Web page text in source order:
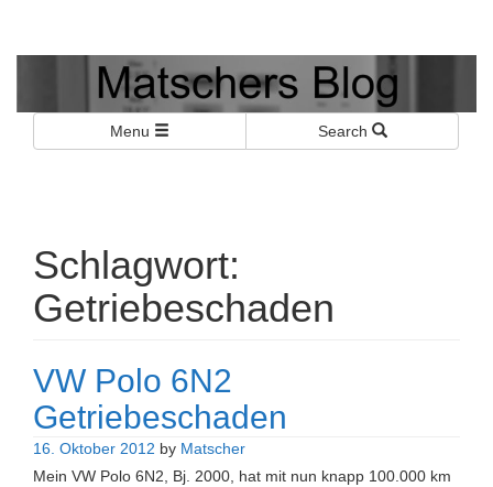
Matschers Blog
Menu Search
Schlagwort:
Getriebeschaden
VW Polo 6N2
Getriebeschaden
16. Oktober 2012 by Matscher
Mein VW Polo 6N2, Bj. 2000, hat mit nun knapp 100.000 km